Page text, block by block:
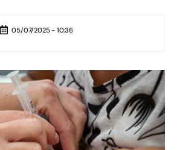
05/07/2025 - 10:36